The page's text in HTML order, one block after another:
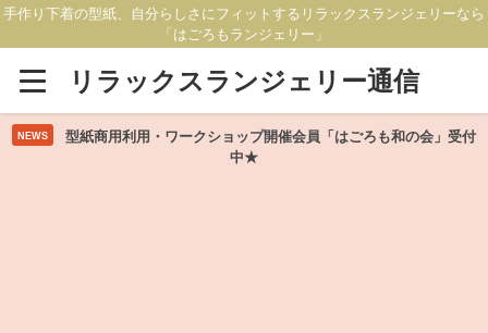
手作り下着の型紙、自分らしさにフィットするリラックスランジェリーなら
「はごろもランジェリー」
リラックスランジェリー通信
NEWS
型紙商用利用・ワークショップ開催会員「はごろも和の会」受付
中★